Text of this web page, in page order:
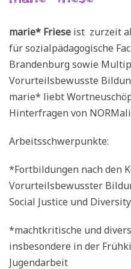
marie* Friese ist zurzeit
für sozialpädagogische
Brandenburg sowie
Vorurteilsbewusste
marie* liebt
Hinterfragen von
Arbeitsschwerpunkte:
*Fortbildungen nach den
Vorurteilsbewusster
Social Justice und Diversity
*machtkritische und
insbesondere in der
Jugendarbeit